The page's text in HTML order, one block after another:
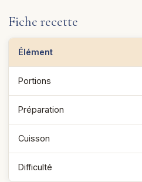
Fiche recette
Élément
Portions
Préparation
Cuisson
Difficulté